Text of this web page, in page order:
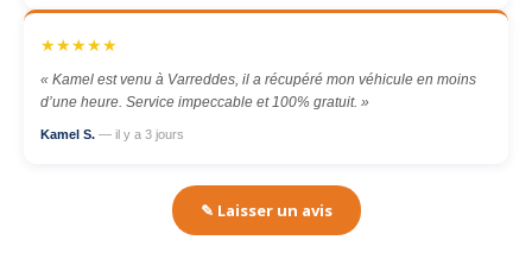
★★★★★
« Kamel est venu à Varreddes, il a récupéré mon véhicule en moins
d’une heure. Service impeccable et 100% gratuit. »
Kamel S. — il y a 3 jours
✎ Laisser un avis